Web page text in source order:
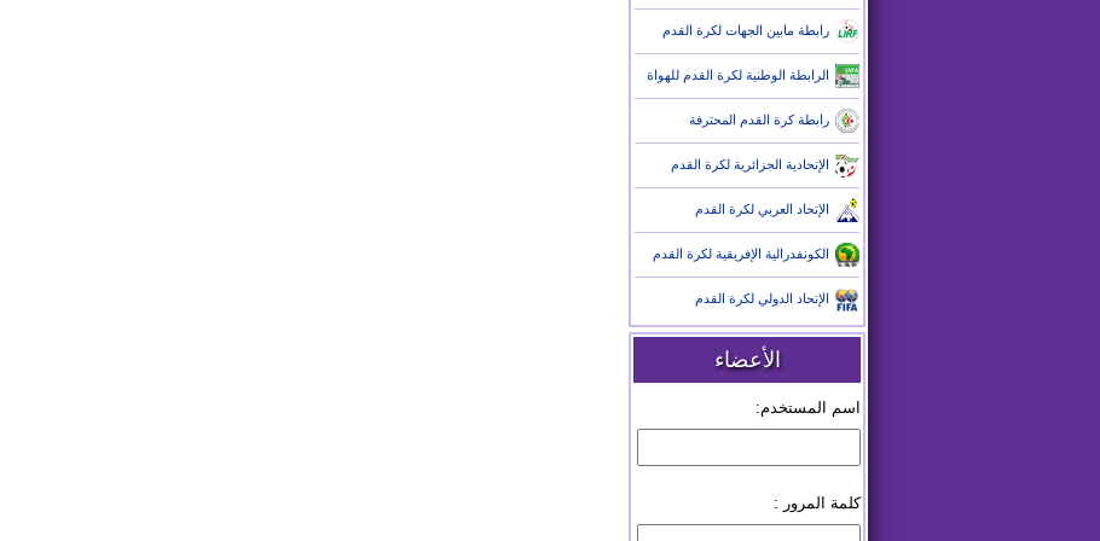
رابطة مابين الجهات لكرة القدم
الرابطة الوطنية لكرة القدم للهواة
رابطة كرة القدم المحترفة
الإتحادية الجزائرية لكرة القدم
الإتحاد العربي لكرة القدم
الكونفدرالية الإفريقية لكرة القدم
الإتحاد الدولي لكرة القدم
الأعضاء
اسم المستخدم:
كلمة المرور :